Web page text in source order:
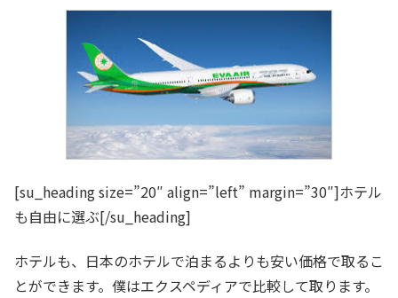
[su_heading size=”20″ align=”left” margin=”30″]ホテル
も自由に選ぶ[/su_heading]
ホテルも、日本のホテルで泊まるよりも安い価格で取るこ
とができます。僕はエクスペディアで比較して取ります。